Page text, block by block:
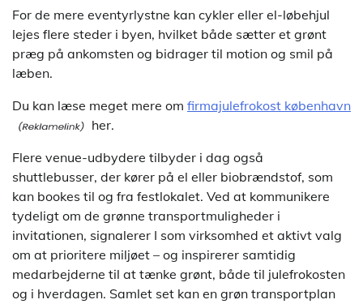
For de mere eventyrlystne kan cykler eller el-løbehjul
lejes flere steder i byen, hvilket både sætter et grønt
præg på ankomsten og bidrager til motion og smil på
læben.
Du kan læse meget mere om firmajulefrokost københavn
her.
Flere venue-udbydere tilbyder i dag også
shuttlebusser, der kører på el eller biobrændstof, som
kan bookes til og fra festlokalet. Ved at kommunikere
tydeligt om de grønne transportmuligheder i
invitationen, signalerer I som virksomhed et aktivt valg
om at prioritere miljøet – og inspirerer samtidig
medarbejderne til at tænke grønt, både til julefrokosten
og i hverdagen. Samlet set kan en grøn transportplan